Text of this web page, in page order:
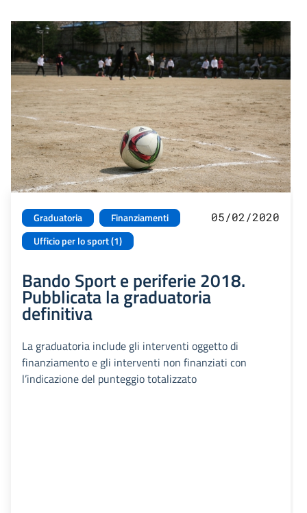
Graduatoria
Finanziamenti
Ufficio per lo sport (1)
05/02/2020
Bando Sport e periferie 2018.
Pubblicata la graduatoria
definitiva
La graduatoria include gli interventi oggetto di
finanziamento e gli interventi non finanziati con
l’indicazione del punteggio totalizzato